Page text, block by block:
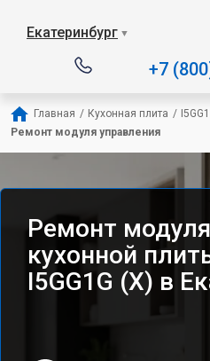
Екатеринбург ▼
+7
Главная / Кухонная плита /
Ремонт модуля управления
Ремонт
кухонной
I5GG1G (X) в